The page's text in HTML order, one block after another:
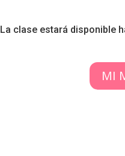
La clase estará disponible
MI